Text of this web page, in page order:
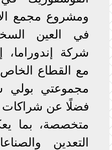
ومشروع مجمع
في العين
شركة إندوراما،
مع القطاع
مجموعتي بولي
فضلًا عن شراكات
متخصصة، بما
التعدين